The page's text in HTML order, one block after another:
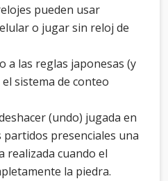
pueden usar
o jugar sin reloj de
a las reglas japonesas (y
sistema de conteo
(undo) jugada en
partidos presenciales una
realizada cuando el
la piedra.